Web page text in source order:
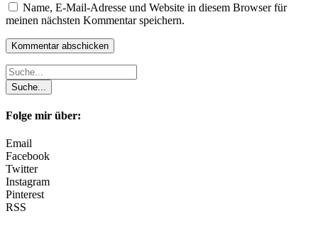
Name, E-Mail-Adresse und Website in diesem Browser für
meinen nächsten Kommentar speichern.
Folge mir über:
Email
Facebook
Twitter
Instagram
Pinterest
RSS